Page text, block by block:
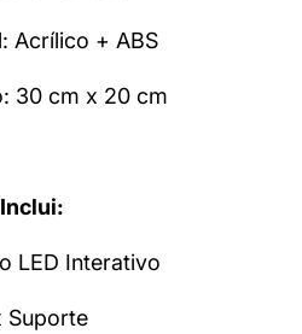
Acrílico + ABS
30 cm x 20 cm
Inclui:
LED Interativo
Suporte